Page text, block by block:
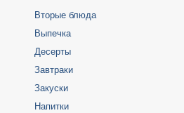
Вторые блюда
Выпечка
Десерты
Завтраки
Закуски
Напитки